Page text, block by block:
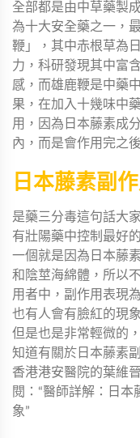
全部都是由中草藥製
為十大安全藥之一，
鞭」，其中赤根草為
力，科研發現其中富
感，而雄鹿鞭是中藥
果，在加入十幾味中
用，因為日本藤素成
內，而是會作用完之
日本藤素副作
是藥三分毒這句話大
有壯陽藥中控制最好
一個就是因為日本藤
和陰莖海綿體，所以
用者中，副作用表現
也有人會有臉紅的現
但是也是非常輕微的
知道有關於日本藤素
香港港安醫院的葉維
閱：“醫師詳解：日
象”